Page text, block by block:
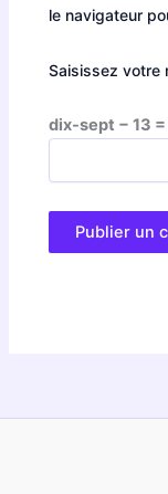
le navigateur
Saisissez votre
dix-sept − 13 =